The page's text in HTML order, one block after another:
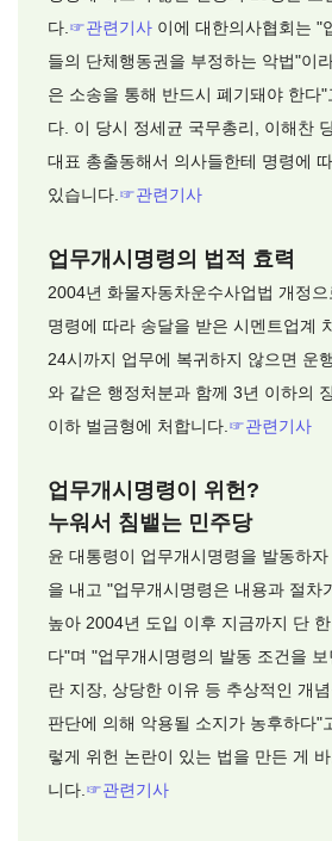
다. ☞관련기사 이에 대한의사협회는 "
들의 단체행동권을 부정하는 악법"이
은 소송을 통해 반드시 폐기돼야 한다
다. 이 당시 정세균 국무총리, 이해찬
대표 총출동해서 의사들한테 명령에
있습니다. ☞관련기사
업무개시명령의 법적 효력
2004년 화물자동차운수사업법 개정
명령에 따라 송달을 받은 시멘트업계
24시까지 업무에 복귀하지 않으면 운
와 같은 행정처분과 함께 3년 이하의
이하 벌금형에 처합니다. ☞관련기사
업무개시명령이 위헌?
누워서 침뱉는 민주당
윤 대통령이 업무개시명령을 발동하
을 내고 "업무개시명령은 내용과 절차
높아 2004년 도입 이후 지금까지 단
다"며 "업무개시명령의 발동 조건을
란 지장, 상당한 이유 등 추상적인 개
판단에 의해 악용될 소지가 농후하다"
렇게 위헌 논란이 있는 법을 만든 게
니다. ☞관련기사